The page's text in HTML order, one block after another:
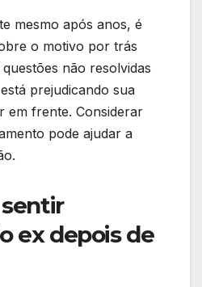
mesmo após anos, é
o motivo por trás
não resolvidas
prejudicando sua
em frente. Considerar
pode ajudar a
ex depois de